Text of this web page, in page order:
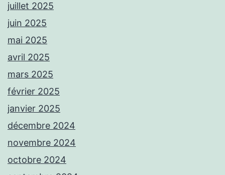
juillet 2025
juin 2025
mai 2025
avril 2025
mars 2025
février 2025
janvier 2025
décembre 2024
novembre 2024
octobre 2024